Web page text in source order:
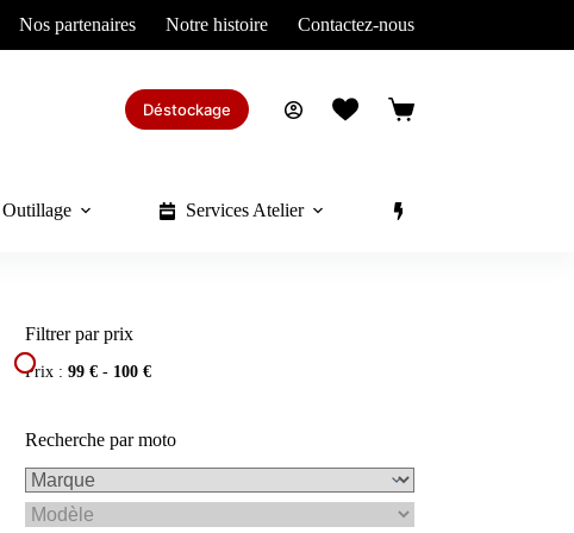
Nos partenaires Notre histoire Contactez-nous
Déstockage
Panier
Outillage Services Atelier
Filtrer par prix
Prix :99 € - 100 €
Recherche par moto